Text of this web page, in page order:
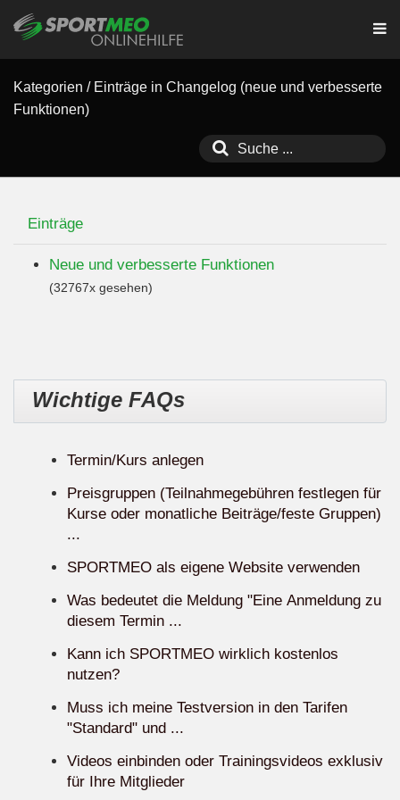
Kategorien /Einträge in Changelog (neue und verbesserte
Funktionen)
Einträge
Neue und verbesserte Funktionen
(32767x gesehen)
Wichtige FAQs
Termin/Kurs anlegen
Preisgruppen (Teilnahmegebühren festlegen für
Kurse oder monatliche Beiträge/feste Gruppen)
...
SPORTMEO als eigene Website verwenden
Was bedeutet die Meldung "Eine Anmeldung zu
diesem Termin ...
Kann ich SPORTMEO wirklich kostenlos
nutzen?
Muss ich meine Testversion in den Tarifen
"Standard" und ...
Videos einbinden oder Trainingsvideos exklusiv
für Ihre Mitglieder